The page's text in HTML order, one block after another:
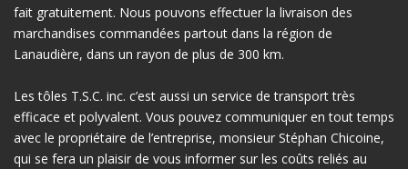
fait gratuitement. Nous pouvons effectuer la livraison des
marchandises commandées partout dans la région de
Lanaudière, dans un rayon de plus de 300 km.
Les tôles T.S.C. inc. c’est aussi un service de transport très
efficace et polyvalent. Vous pouvez communiquer en tout temps
avec le propriétaire de l’entreprise, monsieur Stéphan Chicoine,
qui se fera un plaisir de vous informer sur les coûts reliés au